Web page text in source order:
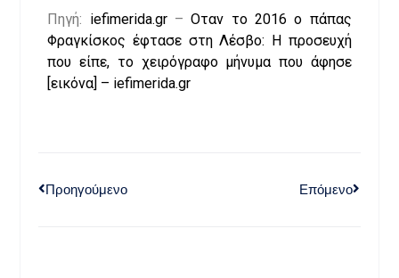
Πηγή: iefimerida.gr–Οταν το 2016 ο πάπας
Φραγκίσκος έφτασε στη Λέσβο: Η προσευχή
που είπε, το χειρόγραφο μήνυμα που άφησε
[εικόνα] – iefimerida.gr
Προηγούμενο Επόμενο